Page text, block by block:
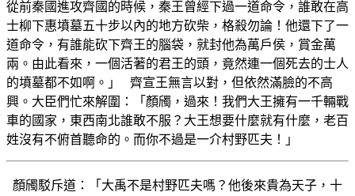
從前秦國進攻齊國的時候，秦王曾經下過一道命令，誰敢在高
士柳下惠墳墓五十步以內的地方砍柴，格殺勿論！他還下了一
道命令，有誰能砍下齊王的腦袋，就封他為萬戶侯，賞金萬
兩。由此看來，一個活著的君王的頭，竟然連一個死去的士人
的墳墓都不如啊。」 齊宣王無言以對，但依然滿臉的不高
興。大臣們忙來解圍：「顏斶，過來！我們大王擁有一千輛戰
車的國家，東西南北誰敢不服？大王想要什麼就有什麼，老百
姓沒有不俯首聽命的。而你不過是一介村野匹夫！」
顏斶駁斥道：「大禹不是村野匹夫嗎？他後來貴為天子，十